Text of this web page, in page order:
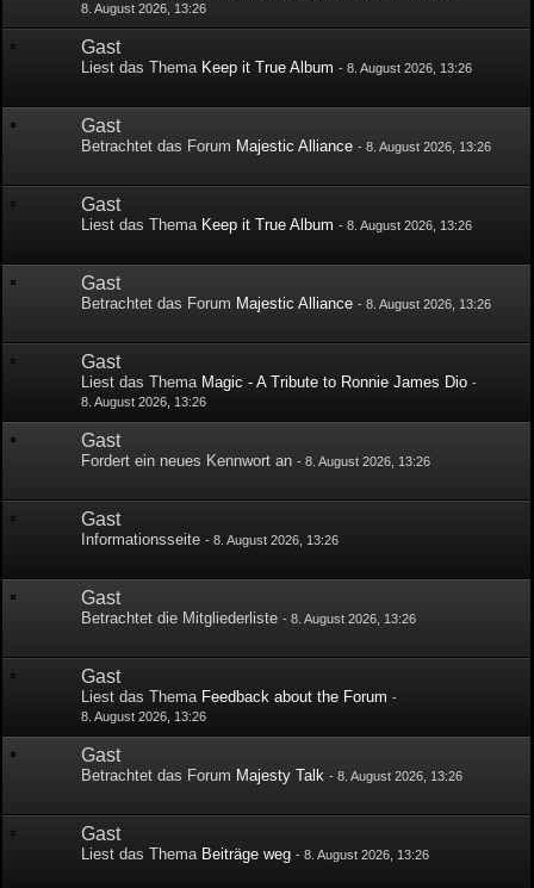
8. August 2026, 13:26
Gast
Liest das Thema Keep it True Album -8. August 2026, 13:26
Gast
Betrachtet das Forum Majestic Alliance -8. August 2026, 13:26
Gast
Liest das Thema Keep it True Album -8. August 2026, 13:26
Gast
Betrachtet das Forum Majestic Alliance -8. August 2026, 13:26
Gast
Liest das Thema Magic - A Tribute to Ronnie James Dio -
8. August 2026, 13:26
Gast
Fordert ein neues Kennwort an-8. August 2026, 13:26
Gast
Informationsseite-8. August 2026, 13:26
Gast
Betrachtet die Mitgliederliste-8. August 2026, 13:26
Gast
Liest das Thema Feedback about the Forum -
8. August 2026, 13:26
Gast
Betrachtet das Forum Majesty Talk -8. August 2026, 13:26
Gast
Liest das Thema Beiträge weg -8. August 2026, 13:26